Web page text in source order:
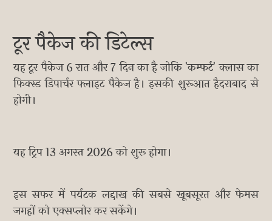
टूर पैकेज की डिटेल्स
यह टूर पैकेज 6 रात और 7 दिन का है जोकि 'कम्फर्ट' क्लास का
फिक्स्ड डिपार्चर फ्लाइट पैकेज है। इसकी शुरूआत हैदराबाद से
होगी।
यह ट्रिप 13 अगस्त 2026 को शुरू होगा।
इस सफर में पर्यटक लद्दाख की सबसे खूबसूरत और फेमस
जगहों को एक्सप्लोर कर सकेंगे।